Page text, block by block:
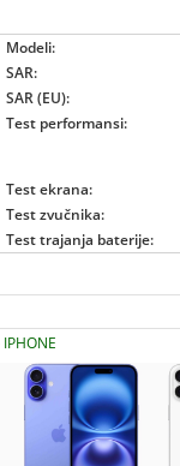
Modeli:
SAR:
SAR (EU):
Test performansi:
Test ekrana:
Test zvučnika:
Test trajanja baterije: